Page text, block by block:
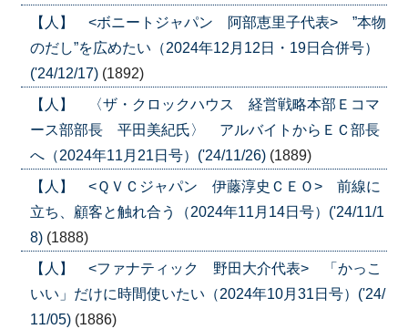
【人】 <ボニートジャパン 阿部恵里子代表> ”本物
のだし”を広めたい（2024年12月12日・19日合併号）
('24/12/17) (1892)
【人】 〈ザ・クロックハウス 経営戦略本部Ｅコマ
ース部部長 平田美紀氏〉 アルバイトからＥＣ部長
へ（2024年11月21日号）('24/11/26) (1889)
【人】 <ＱＶＣジャパン 伊藤淳史ＣＥＯ> 前線に
立ち、顧客と触れ合う（2024年11月14日号）('24/11/1
8) (1888)
【人】 <ファナティック 野田大介代表> 「かっこ
いい」だけに時間使いたい（2024年10月31日号）('24/
11/05) (1886)